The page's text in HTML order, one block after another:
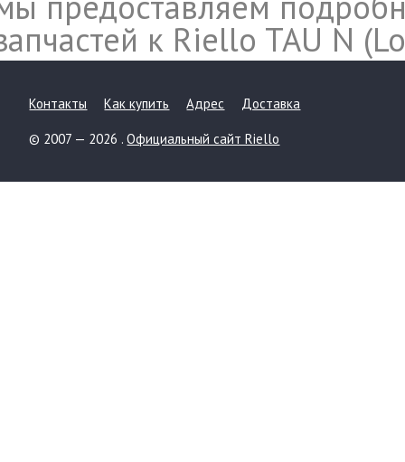
к Riello TAU N
Контакты Как купить Адрес Доставка
© 2007 — 2026 .Официальный сайт Riello